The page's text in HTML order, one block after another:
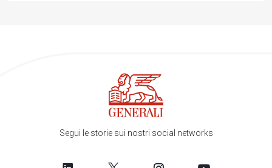
Segui le storie sui nostri social networks